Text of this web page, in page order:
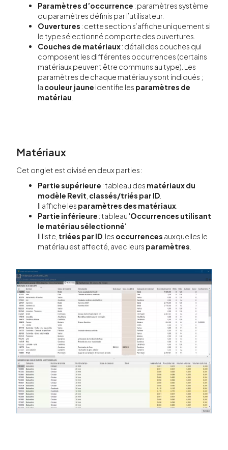
Paramètres d’occurrence : paramètres système
ou paramètres définis par l’utilisateur.
Ouvertures : cette section s’affiche uniquement si
le type sélectionné comporte des ouvertures.
Couches de matériaux: détail des couches qui
composent les différentes occurrences (certains
matériaux peuvent être communs au type). Les
paramètres de chaque matériau y sont indiqués ;
la couleur jaune identifie les paramètres de
matériau
Matériaux
Cet onglet est divisé en deux parties :
Partie supérieure : tableau des matériaux du
modèle Revit classés/triés par ID
Il affiche les paramètres des matériaux
Partie inférieure : tableau 'Occurrences utilisant
le matériau sélectionné'.
Il liste, triées par ID , les occurrences auxquelles le
matériau est affecté, avec leurs paramètres